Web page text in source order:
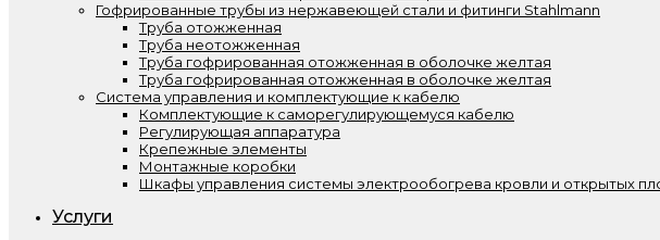
Гофрированные трубы из нержавеющей стали и фитинги Stahlmann
Труба отожженная
Труба неотожженная
Труба гофрированная отожженная в оболочке желтая
Труба гофрированная отожженная в оболочке желтая
Система управления и комплектующие к кабелю
Комплектующие к саморегулирующемуся кабелю
Регулирующая аппаратура
Крепежные элементы
Монтажные коробки
Шкафы управления системы электрообогрева кровли и открытых
Услуги